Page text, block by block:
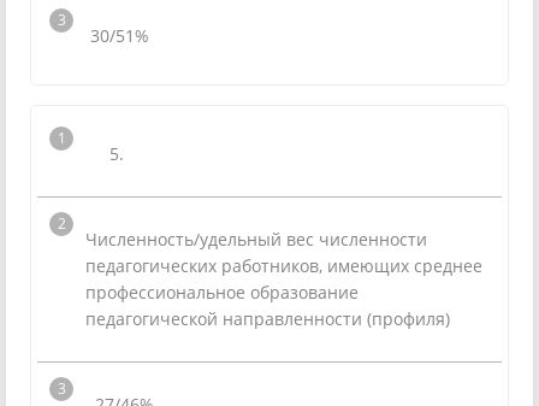
30/51%
5.
Численность/удельный вес численности
педагогических работников, имеющих среднее
профессиональное образование
педагогической направленности (профиля)